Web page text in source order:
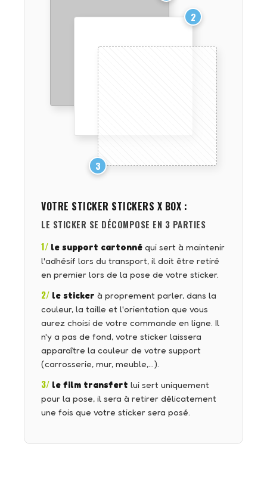
2
3
VOTRE STICKER STICKERS X BOX :
LE STICKER SE DÉCOMPOSE EN 3 PARTIES
1/ le support cartonné qui sert à maintenir
l'adhésif lors du transport, il doit être retiré
en premier lors de la pose de votre sticker.
2/ le sticker à proprement parler, dans la
couleur, la taille et l'orientation que vous
aurez choisi de votre commande en ligne. Il
n'y a pas de fond, votre sticker laissera
apparaître la couleur de votre support
(carrosserie, mur, meuble,…).
3/ le film transfert lui sert uniquement
pour la pose, il sera à retirer délicatement
une fois que votre sticker sera posé.